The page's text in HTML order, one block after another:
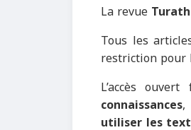
La revueTurath
Tous les
restriction pour
L’accès
connaissances,
utiliser les